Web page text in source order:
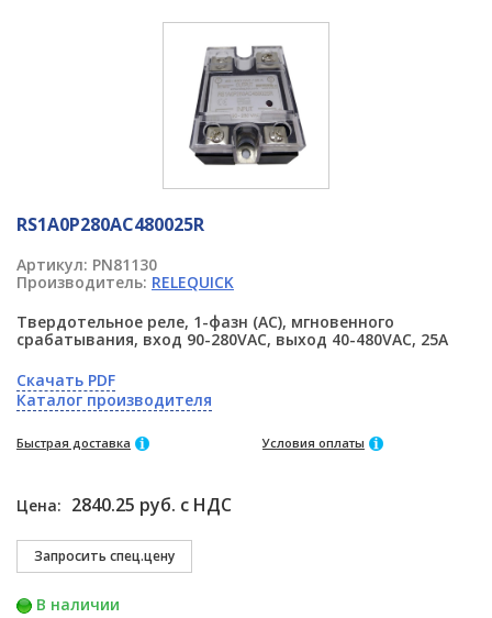
RS1A0P280AC480025R
Артикул: PN81130
Производитель: RELEQUICK
Твердотельное реле, 1-фазн (AC), мгновенного
срабатывания, вход 90-280VAC, выход 40-480VAC, 25A
Скачать PDF
Каталог производителя
Быстрая доставка Условия оплаты
Цена: 2840.25 руб. с НДС
В наличии